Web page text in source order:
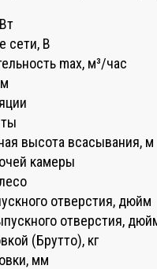
сети, В
max, м³/час
высота всасывания, м
камеры
отверстия, дюйм
отверстия,
(Брутто), кг
мм